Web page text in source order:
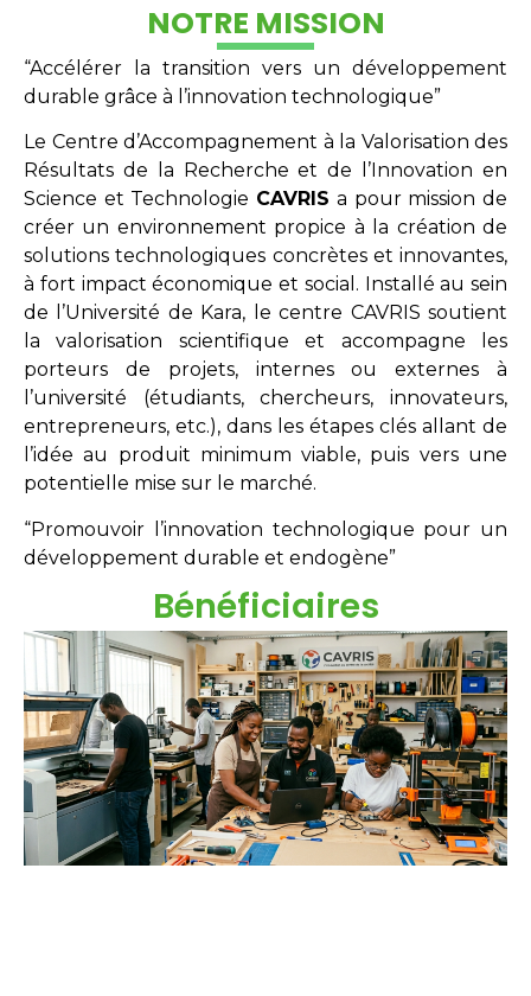
NOTRE MISSION
“Accélérer la transition vers un développement
durable grâce à l’innovation technologique”
Le Centre d’Accompagnement à la Valorisation des
Résultats de la Recherche et de l’Innovation en
Science et Technologie CAVRIS a pour mission de
créer un environnement propice à la création de
solutions technologiques concrètes et innovantes,
à fort impact économique et social. Installé au sein
de l’Université de Kara, le centre CAVRIS soutient
la valorisation scientifique et accompagne les
porteurs de projets, internes ou externes à
l’université (étudiants, chercheurs, innovateurs,
entrepreneurs, etc.), dans les étapes clés allant de
l’idée au produit minimum viable, puis vers une
potentielle mise sur le marché.
“Promouvoir l’innovation technologique pour un
développement durable et endogène”
Bénéficiaires
Étudiants Néo-diplômés Doctorants
Chercheurs
Innovateurs
Entreprises acteurs sociaux.